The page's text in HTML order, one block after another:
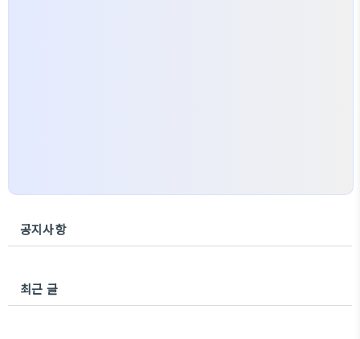
공지사항
최근 글